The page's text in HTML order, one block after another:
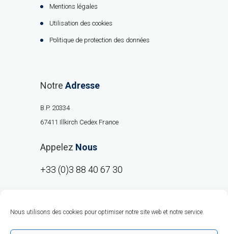
Nous utilisons des cookies pour optimiser notre site web et notre service.
Mentions légales
Utilisation des cookies
Politique de protection des données
Notre Adresse
B.P. 20334
67411 Illkirch Cedex France
Appelez Nous
+33 (0)3 88 40 67 30